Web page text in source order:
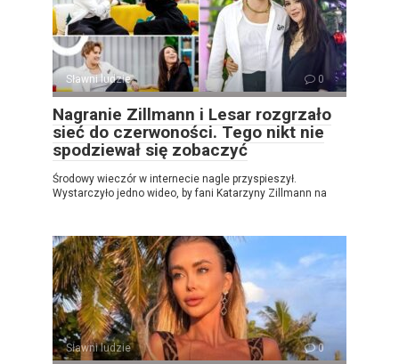
Sławni ludzie 0
Nagranie Zillmann i Lesar rozgrzało
sieć do czerwoności. Tego nikt nie
spodziewał się zobaczyć
Środowy wieczór w internecie nagle przyspieszył.
Wystarczyło jedno wideo, by fani Katarzyny Zillmann na
Sławni ludzie 0